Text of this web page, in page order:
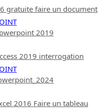
gratuite faire un document
2019
2019 interrogation
2016 Faire un tableau